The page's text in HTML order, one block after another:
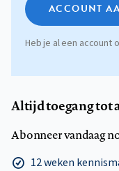
ACCOUNT
Heb je al een account
Altijd toegang tot
Abonneer vandaag
12 weken